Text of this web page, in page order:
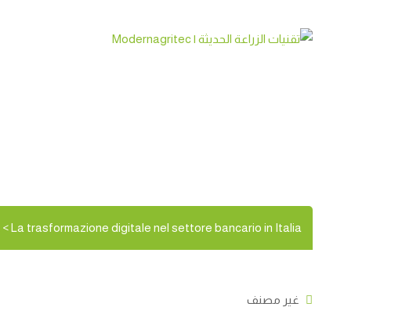
La trasformazione digitale nel settore bancario in Italia
>
غير مصنف